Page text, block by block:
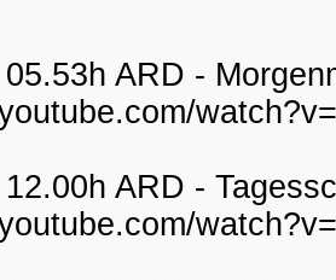
ARD -
ARD -